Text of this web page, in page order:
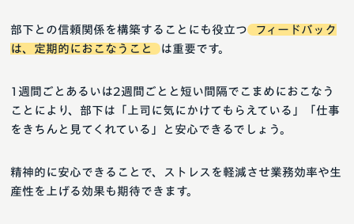
部下との信頼関係を構築することにも役立つ
フィードバック
は、定期的におこなうこと
は重要です。
1週間ごとあるいは2週間ごとと短い間隔でこまめにおこなう
ことにより、部下は「上司に気にかけてもらえている」「仕事
をきちんと見てくれている」と安心できるでしょう。
精神的に安心できることで、ストレスを軽減させ業務効率や生
産性を上げる効果も期待できます。